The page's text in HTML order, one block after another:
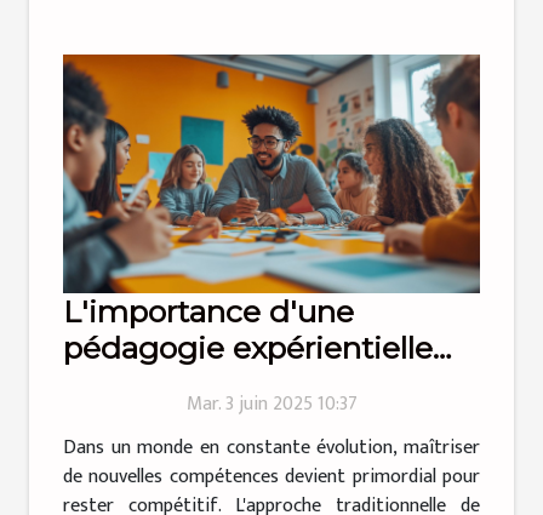
L'importance d'une
pédagogie expérientielle
compétencesMar. 3 juin 2025 10:37
Dans un monde en constante évolution, maîtriser
de nouvelles compétences devient primordial pour
rester compétitif. L'approche traditionnelle de